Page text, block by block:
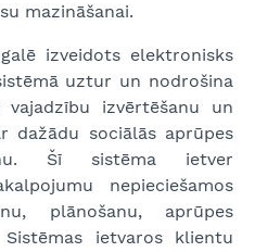
mazināšanai.
izveidots elektronisks
uztur un nodrošina
izvērtēšanu un
dažādu sociālās aprūpes
Šī sistēma ietver
nepieciešamos
plānošanu, aprūpes
ietvaros klientu